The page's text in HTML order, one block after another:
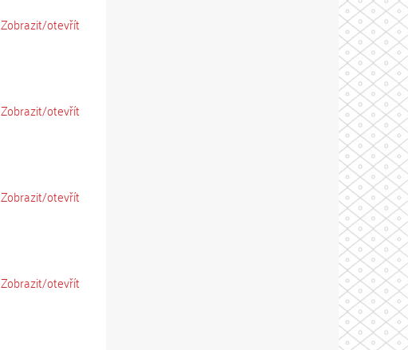
Zobrazit/otevřít
Zobrazit/otevřít
Zobrazit/otevřít
Zobrazit/otevřít